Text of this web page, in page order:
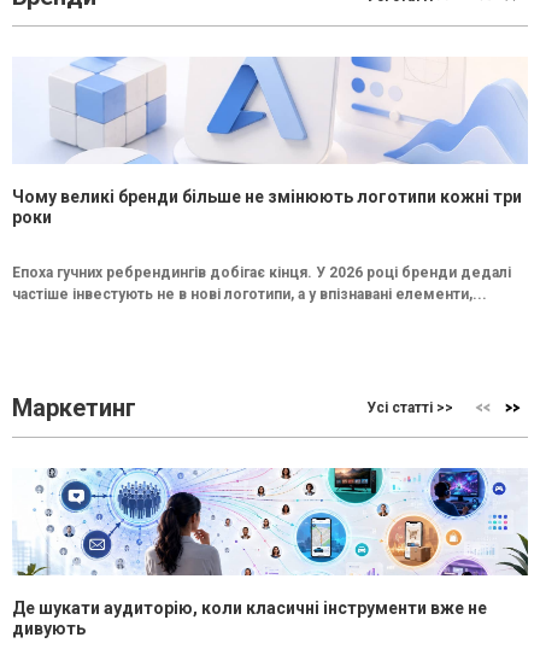
Чому великі бренди більше не змінюють логотипи кожні три
роки
Епоха гучних ребрендингів добігає кінця. У 2026 році бренди дедалі
частіше інвестують не в нові логотипи, а у впізнавані елементи,...
Маркетинг Усі статті >>
Де шукати аудиторію, коли класичні інструменти вже не
дивують